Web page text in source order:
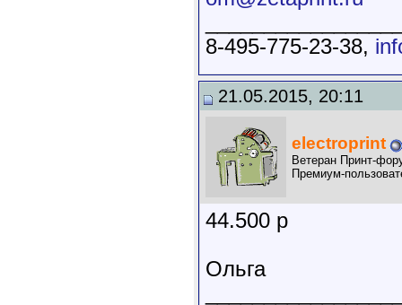
8-495-775-23-38,
21.05.2015, 20:11
electroprint
Ветеран Принт-
Премиум-
44.500 р
Ольга